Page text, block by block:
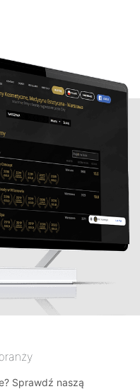
Sprawdź naszą